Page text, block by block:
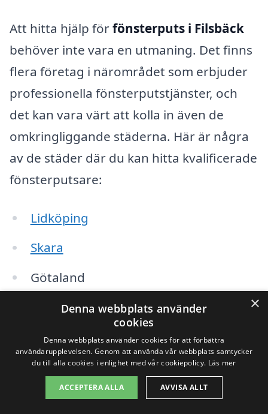
Att hitta hjälp förfönsterputs i Filsbäck
behöver inte vara en utmaning. Det finns
flera företag i närområdet som erbjuder
professionella fönsterputstjänster, och
det kan vara värt att kolla in även de
omkringliggande städerna. Här är några
av de städer där du kan hitta kvalificerade
fönsterputsare:
Lidköping
Skara
Götaland
Toverud
Korsan
Spiken
Häggum
×
Denna webbplats använder
cookies
Denna webbplats använder cookies för att förbättra
användarupplevelsen. Genom att använda vår webbplats samtycker
du till alla cookies i enlighet med vår cookiepolicy. Läs mer
ACCEPTERA ALLA AVVISA ALLT